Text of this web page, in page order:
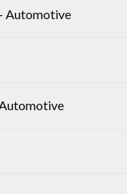
Automotive